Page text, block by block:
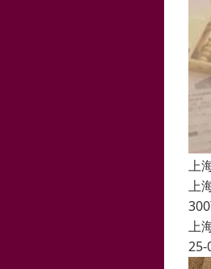
上
上
上
25-